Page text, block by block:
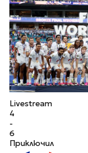
Livestream
4
-
6
Приключил